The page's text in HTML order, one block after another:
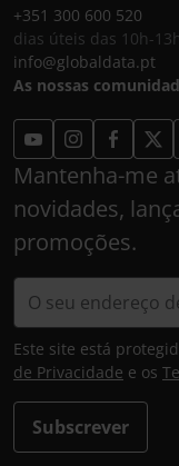
+351 300 600 520
dias úteis das 10h-
info@globaldata.pt
As nossas
Mantenha-me
novidades,
promoções.
Subscrever
Este site está
de Privacidade e os